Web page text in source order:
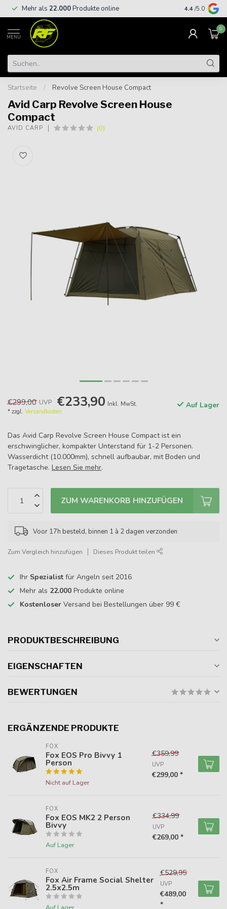
Mehr als 22.000Produkte online Kostenloser
€
4.4 /5.0
MENU
0
Startseite / Revolve Screen House Compact
Avid Carp Revolve Screen House
Compact
AVID CARP (0)
€299,00 UVP €233,90 Inkl. MwSt.
* zzgl. Versandkosten
Auf Lager
Das Avid Carp Revolve Screen House Compact ist ein
erschwinglicher, kompakter Unterstand für 1-2 Personen.
Wasserdicht (10.000mm), schnell aufbaubar, mit Boden und
Tragetasche. Lesen Sie mehr.
ZUM WARENKORB HINZUFÜGEN
Voor 17h besteld, binnen 1 à 2 dagen verzonden
Zum Vergleich hinzufügen Dieses Produkt teilen
Ihr Spezialist für Angeln seit 2016
Mehr als 22.000 Produkte online
Kostenloser Versand bei Bestellungen über 99 €
PRODUKTBESCHREIBUNG
EIGENSCHAFTEN
BEWERTUNGEN
ERGÄNZENDE PRODUKTE
FOX
Fox EOS Pro Bivvy 1
Person
Nicht auf Lager
€359,99
UVP
€299,00 *
FOX
Fox EOS MK2 2 Person
Bivvy
Auf Lager
€334,99
UVP
€269,00 *
FOX
Fox Air Frame Social Shelter
2.5x2.5m
€529,95
UVP
€489,00
*